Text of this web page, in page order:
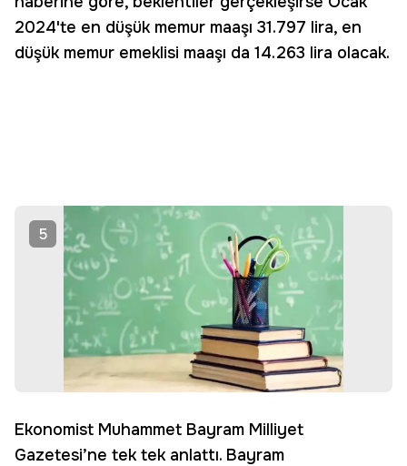
2024'te en düşük memur maaşı 31.797 lira, en
düşük memur emeklisi maaşı da 14.263 lira olacak.
5
Ekonomist Muhammet Bayram Milliyet
Gazetesi’ne tek tek anlattı. Bayram